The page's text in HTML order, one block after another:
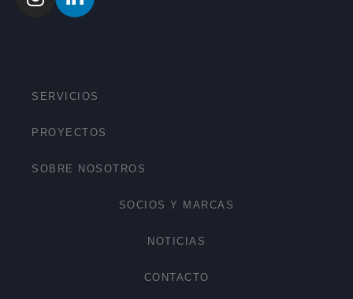
SERVICIOS
PROYECTOS
SOBRE NOSOTROS
SOCIOS Y MARCAS
NOTICIAS
CONTACTO